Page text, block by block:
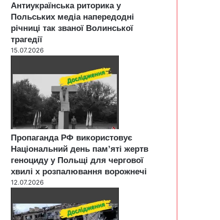
Антиукраїнська риторика у
Польських медіа напередодні
річниці так званої Волинської
трагедії
15.07.2026
Пропаганда РФ використовує
Національний день пам’яті жертв
геноциду у Польщі для чергової
хвилі х розпалювання ворожнечі
12.07.2026